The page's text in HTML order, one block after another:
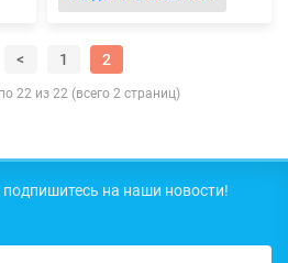
< 1 2
22 из 22 (всего 2 страниц)
подпишитесь на наши новости!